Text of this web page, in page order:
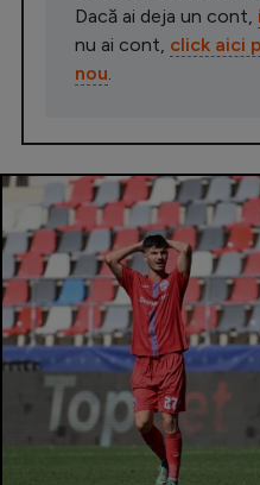
Dacă ai deja un cont,
nu ai cont, click aici
nou